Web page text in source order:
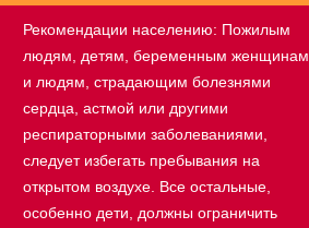
Рекомендации населению: Пожилым
людям, детям, беременным женщинам
и людям, страдающим болезнями
сердца, астмой или другими
респираторными заболеваниями,
следует избегать пребывания на
открытом воздухе. Все остальные,
особенно дети, должны ограничить